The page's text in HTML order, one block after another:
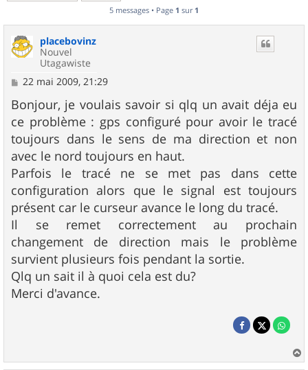
5 messages • Page 1 sur 1
placebovinz
Nouvel
Utagawiste
M
s
s
a
g
e
22 mai 2009, 21:29
Bonjour, je voulais savoir si qlq un avait déja eu
ce problème : gps configuré pour avoir le tracé
toujours dans le sens de ma direction et non
avec le nord toujours en haut.
Parfois le tracé ne se met pas dans cette
configuration alors que le signal est toujours
présent car le curseur avance le long du tracé.
Il se remet correctement au prochain
changement de direction mais le problème
survient plusieurs fois pendant la sortie.
Qlq un sait il à quoi cela est du?
Merci d'avance.
a